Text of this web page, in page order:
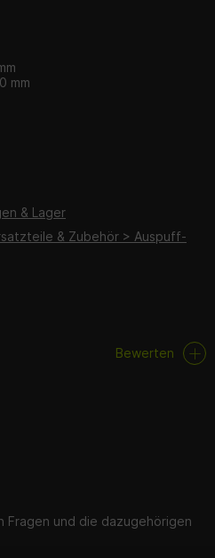
mm
& Lager
& Zubehör > Auspuff-
Bewerten
und die dazugehörigen